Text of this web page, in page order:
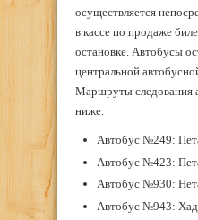
осуществляется
в кассе по продаже
остановке. Автобусы
центральной
Маршруты следования
ниже.
Автобус №249:
Автобус №423:
Автобус №930:
Автобус №943: